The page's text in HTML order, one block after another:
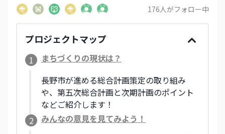
176人がフォロー中
プロジェクトマップ
1
まちづくりの現状は？
長野市が進める総合計画策定の取り組み
や、第五次総合計画と次期計画のポイント
などご紹介します！
2
みんなの意見を見てみよう！